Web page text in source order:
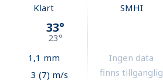
Klart
33°
23°
1,1 mm
3 (7) m/s
SMHI
Ingen data
finns tillgänglig